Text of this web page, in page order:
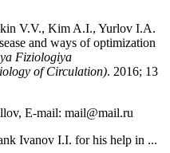
V.V., Kim A.I., Yurlov I.A.
and ways of optimization
Fiziologiya
of Circulation). 2016; 13
E-mail: mail@mail.ru
Ivanov I.I. for his help in ...